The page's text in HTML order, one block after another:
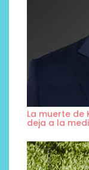
La muerte de
deja a la